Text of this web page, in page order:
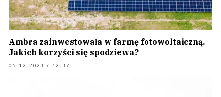
Ambra zainwestowała w farmę fotowoltaiczną.
Jakich korzyści się spodziewa?
05.12.2023 / 12:37